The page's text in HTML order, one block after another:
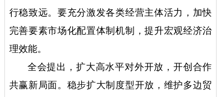
行稳致远。要充分激发各类经营主体活力，加快
完善要素市场化配置体制机制，提升宏观经济治
理效能。
全会提出，扩大高水平对外开放，开创合作
共赢新局面。稳步扩大制度型开放，维护多边贸